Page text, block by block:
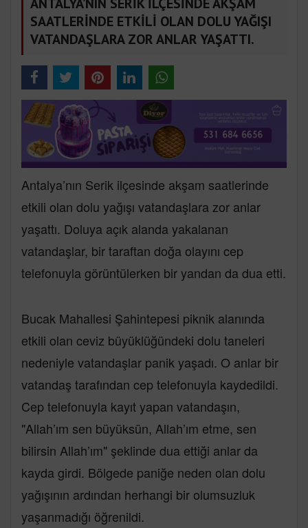
SAATLERİNDE ETKİLİ OLAN DOLU YAĞIŞI
VATANDAŞLARA ZOR ANLAR YAŞATTI.
Antalya’nın Serik ilçesinde akşam saatlerinde
etkili olan dolu yağışı vatandaşlara zor anlar
yaşattı. Doluya açık alanda yakalanan
vatandaşlar, bir taraftan doğa olayını cep
telefonuyla görüntülerken bir yandan da dua etti.
Bucak Mahallesi Şahintepesi piknik alanında
etkili olan ceviz büyüklüğündeki dolu taneleri
nedeniyle vatandaşlar panik yaşadı. O anlar bir
vatandaş tarafından cep telefonuyla kaydedildi.
Cep telefonuyla kayıt yapan vatandaşın,
"Allah’ım sen büyüksün, Allah’ım etme, sen
bilirsin Allah’ım" şeklinde dua ettiği anlar da
kayda girdi. Bölgede paniğe neden olan dolu
yağışının ardından herhangi bir olumsuzluk
yaşanmadığı öğrenildi.